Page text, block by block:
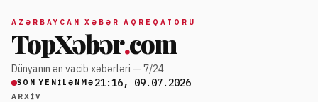
AZƏRBAYCAN XƏBƏR AQREQATORU
TopXəbər.com
Dünyanın ən vacib xəbərləri — 7/24
SON YENILƏNMƏ 21:16, 09.07.2026
ARXIV